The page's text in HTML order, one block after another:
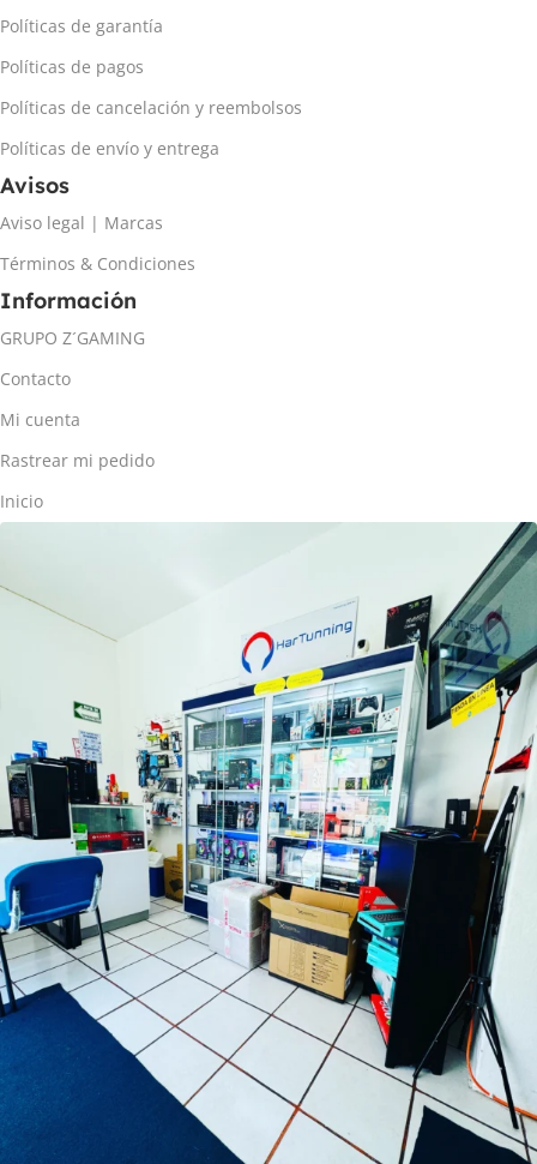
Políticas de garantía
Políticas de pagos
Políticas de cancelación y reembolsos
Políticas de envío y entrega
Avisos
Aviso legal | Marcas
Términos & Condiciones
Información
GRUPO Z´GAMING
Contacto
Mi cuenta
Rastrear mi pedido
Inicio